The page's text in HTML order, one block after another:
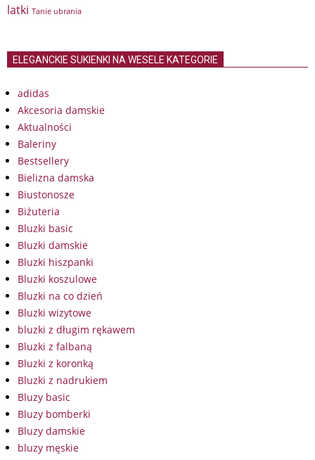
latki Tanie ubrania
ELEGANCKIE SUKIENKI NA WESELE KATEGORIE
adidas
Akcesoria damskie
Aktualności
Baleriny
Bestsellery
Bielizna damska
Biustonosze
Biżuteria
Bluzki basic
Bluzki damskie
Bluzki hiszpanki
Bluzki koszulowe
Bluzki na co dzień
Bluzki wizytowe
bluzki z długim rękawem
Bluzki z falbaną
Bluzki z koronką
Bluzki z nadrukiem
Bluzy basic
Bluzy bomberki
Bluzy damskie
bluzy męskie